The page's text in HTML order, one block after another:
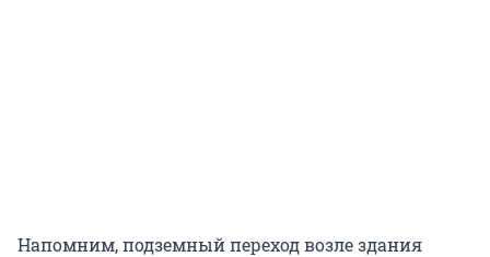
Напомним, подземный переход возле здания